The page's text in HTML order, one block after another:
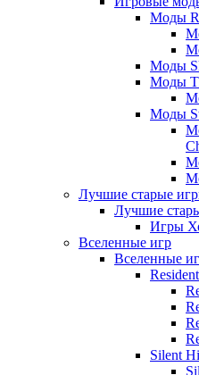
Моды
Моды
Моды
Моды
Лучшие старые
Лучшие
Игры
Вселенные игр
Вселенные
Silent